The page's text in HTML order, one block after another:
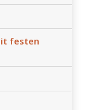
auf
für Ereignisse
während der
Auflagen).
festen